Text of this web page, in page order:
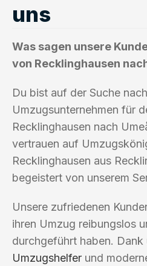
uns
Was sagen unsere
von Recklinghausen
Du bist auf der Suche
Umzugsunternehmen für
Recklinghausen nach
vertrauen auf
Recklinghausen aus
begeistert von unserem
Unsere zufriedenen
ihren Umzug reibungslos
durchgeführt haben. Dank
Umzugshelfer und